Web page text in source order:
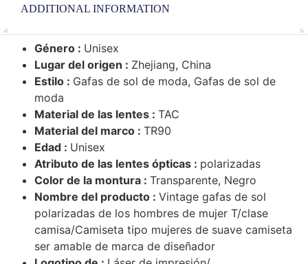
ADDITIONAL INFORMATION
Género : Unisex
Lugar del origen : Zhejiang, China
Estilo : Gafas de sol de moda, Gafas de sol de
moda
Material de las lentes : TAC
Material del marco : TR90
Edad : Unisex
Atributo de las lentes ópticas : polarizadas
Color de la montura : Transparente, Negro
Nombre del producto : Vintage gafas de sol
polarizadas de los hombres de mujer T/clase
camisa/Camiseta tipo mujeres de suave camiseta
ser amable de marca de diseñador